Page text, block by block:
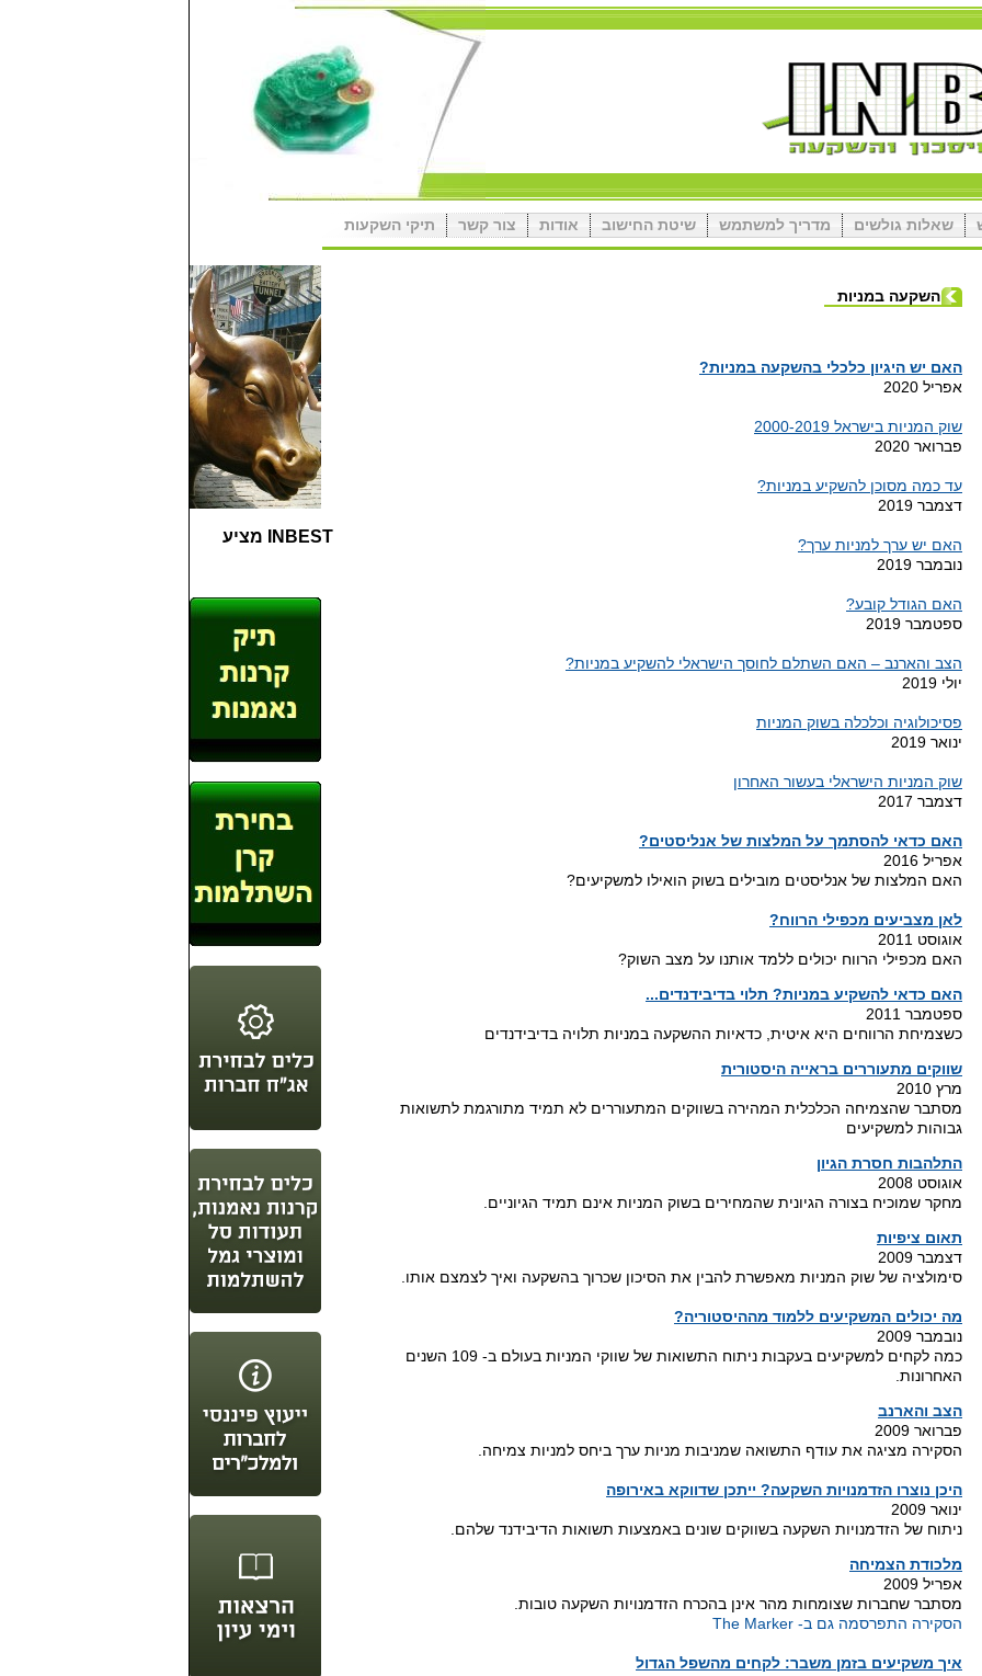
שאלות גולשים מדריך למשתמש שיטת החישוב אודות צור קשר תיקי השקעות
השקעה במניות
האם יש היגיון כלכלי בהשקעה במניות?
אפריל 2020
שוק המניות בישראל 2000-2019
פברואר 2020
עד כמה מסוכן להשקיע במניות?
דצמבר 2019
האם יש ערך למניות ערך?
נובמבר 2019
האם הגודל קובע?
ספטמבר 2019
הצב והארנב – האם השתלם לחוסך הישראלי להשקיע במניות?
יולי 2019
פסיכולוגיה וכלכלה בשוק המניות
ינואר 2019
שוק המניות הישראלי בעשור האחרון
דצמבר 2017
האם כדאי להסתמך על המלצות של אנליסטים?
אפריל 2016
האם המלצות של אנליסטים מובילים בשוק הואילו למשקיעים?
לאן מצביעים מכפילי הרווח?
אוגוסט 2011
האם מכפילי הרווח יכולים ללמד אותנו על מצב השוק?
האם כדאי להשקיע במניות? תלוי בדיבידנדים...
ספטמבר 2011
כשצמיחת הרווחים היא איטית, כדאיות ההשקעה במניות תלויה בדיבידנדים
שווקים מתעוררים בראייה היסטורית
מרץ 2010
מסתבר שהצמיחה הכלכלית המהירה בשווקים המתעוררים לא תמיד מתורגמת לתשואות
גבוהות למשקיעים
התלהבות חסרת הגיון
אוגוסט 2008
מחקר שמוכיח בצורה הגיונית שהמחירים בשוק המניות אינם תמיד הגיוניים.
תאום ציפיות
דצמבר 2009
סימולציה של שוק המניות מאפשרת להבין את הסיכון שכרוך בהשקעה ואיך לצמצם אותו.
מה יכולים המשקיעים ללמוד מההיסטוריה?
נובמבר 2009
כמה לקחים למשקיעים בעקבות ניתוח התשואות של שווקי המניות בעולם ב- 109 השנים
האחרונות.
הצב והארנב
פברואר 2009
הסקירה מציגה את עודף התשואה שמניבות מניות ערך ביחס למניות צמיחה.
היכן נוצרו הזדמנויות השקעה? ייתכן שדווקא באירופה
ינואר 2009
ניתוח של הזדמנויות השקעה בשווקים שונים באמצעות תשואות הדיבידנד שלהם.
מלכודת הצמיחה
אפריל 2009
מסתבר שחברות שצומחות מהר אינן בהכרח הזדמנויות השקעה טובות.
הסקירה התפרסמה גם ב- The Marker
איך משקיעים בזמן משבר: לקחים מהשפל הגדול
INBEST מציע